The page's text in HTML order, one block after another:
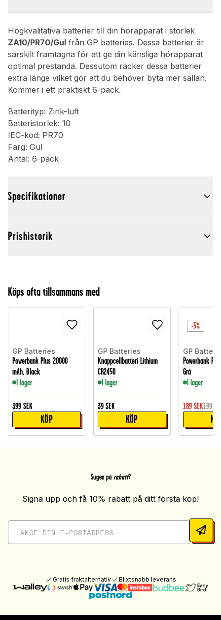
Högkvalitativa batterier till din hörapparat i storlek
ZA10/PR70/Gul från GP batteries. Dessa batterier är
särskilt framtagna för att ge din känsliga hörapparat
optimal prestanda. Dessutom räcker dessa batterier
extra länge vilket gör att du behöver byta mer sällan.
Kommer i ett praktiskt 6-pack.
Batterityp: Zink-luft
Batteristorlek: 10
IEC-kod: PR70
Färg: Gul
Antal: 6-pack
Specifikationer
Prishistorik
Köps ofta tillsammans med
GP Batteries
Powerbank Plus 20000
mAh, Black
I lager
399 SEK
KÖP
GP Batteries
Knappcellbatteri Lithium
CR2450
I lager
39 SEK
KÖP
-5%
GP
Powerbank
Grå
I lager
189 SEK199
Sugen på rabatt?
Signa upp och få 10% rabatt på ditt första köp!
Gratis fraktalternativ Blixtsnabb leverans